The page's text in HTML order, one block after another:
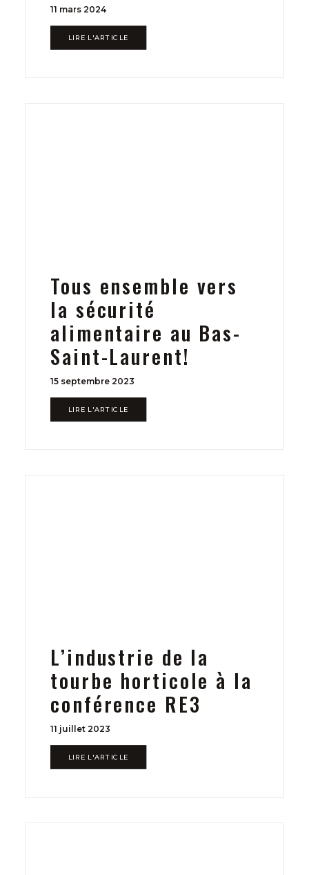
11 mars 2024
LIRE L'ARTICLE
Tous ensemble vers
la sécurité
alimentaire au Bas-
Saint-Laurent!
15 septembre 2023
LIRE L'ARTICLE
L’industrie de la
tourbe horticole à la
conférence RE3
11 juillet 2023
LIRE L'ARTICLE